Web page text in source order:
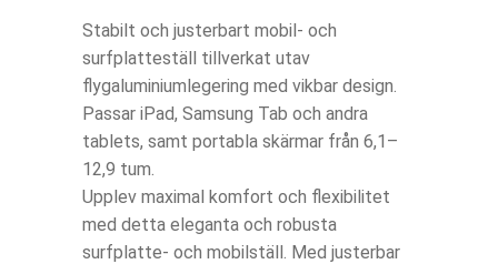
Stabilt och justerbart mobil- och
surfplatteställ tillverkat utav
flygaluminiumlegering med vikbar design.
Passar iPad, Samsung Tab och andra
tablets, samt portabla skärmar från 6,1–
12,9 tum.
Upplev maximal komfort och flexibilitet
med detta eleganta och robusta
surfplatte- och mobilställ. Med justerbar